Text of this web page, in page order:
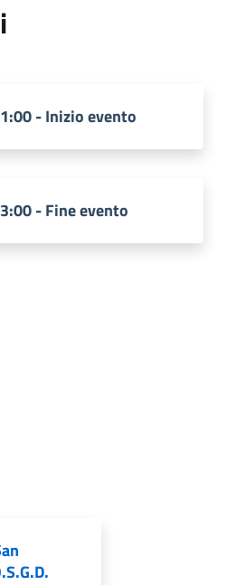
- Inizio evento
- Fine evento